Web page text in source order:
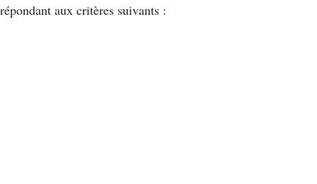
répondant aux critères suivants :